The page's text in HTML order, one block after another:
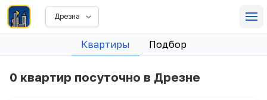
Дрезна
Квартиры Подбор
0 квартир посуточно в Дрезне